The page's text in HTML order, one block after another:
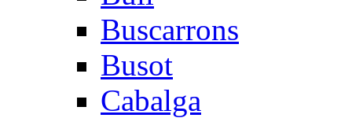
Buscarrons
Busot
Cabalga